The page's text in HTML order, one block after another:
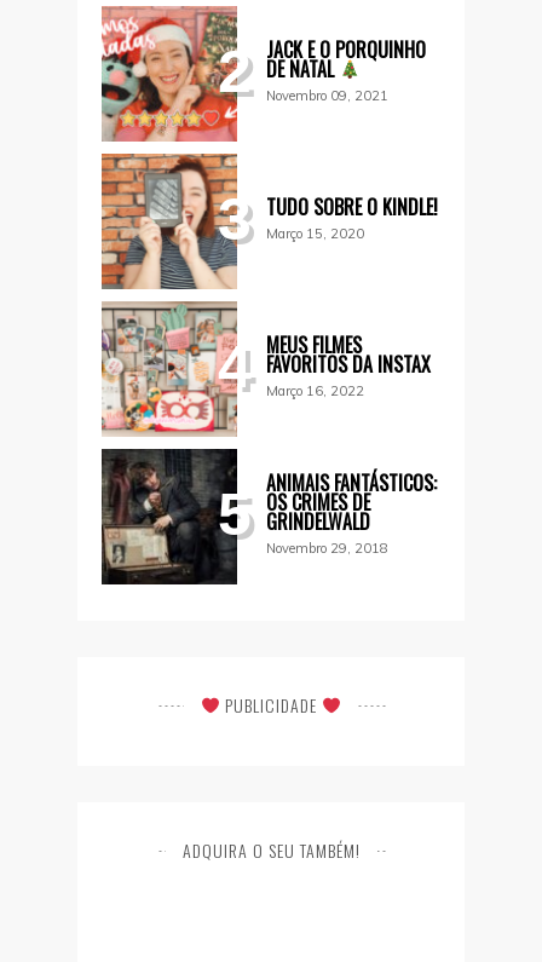
2 JACK E O PORQUINHO
DE NATAL
Novembro 09, 2021
3 TUDO SOBRE O KINDLE!
Março 15, 2020
4 MEUS FILMES
FAVORITOS DA INSTAX
Março 16, 2022
5 ANIMAIS FANTÁSTICOS:
OS CRIMES DE
GRINDELWALD
Novembro 29, 2018
PUBLICIDADE
ADQUIRA O SEU TAMBÉM!